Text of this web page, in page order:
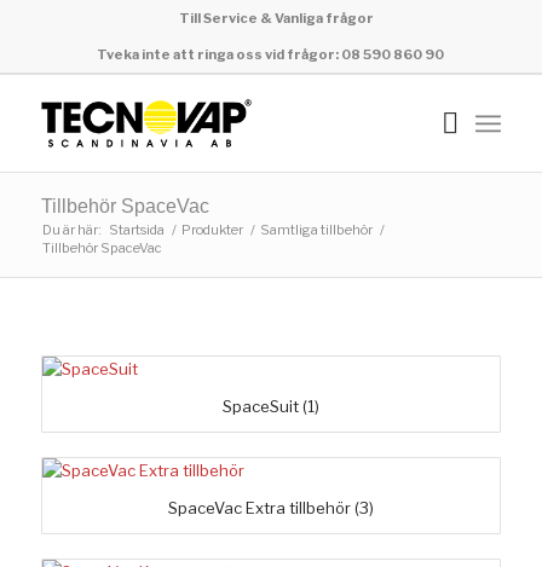
Till Service & Vanliga frågor
Tveka inte att ringa oss vid frågor: 08 590 860 90
Tillbehör SpaceVac
Du är här: Startsida / Produkter / Samtliga tillbehör /
Tillbehör SpaceVac
SpaceSuit(1)
SpaceVac Extra tillbehör(3)